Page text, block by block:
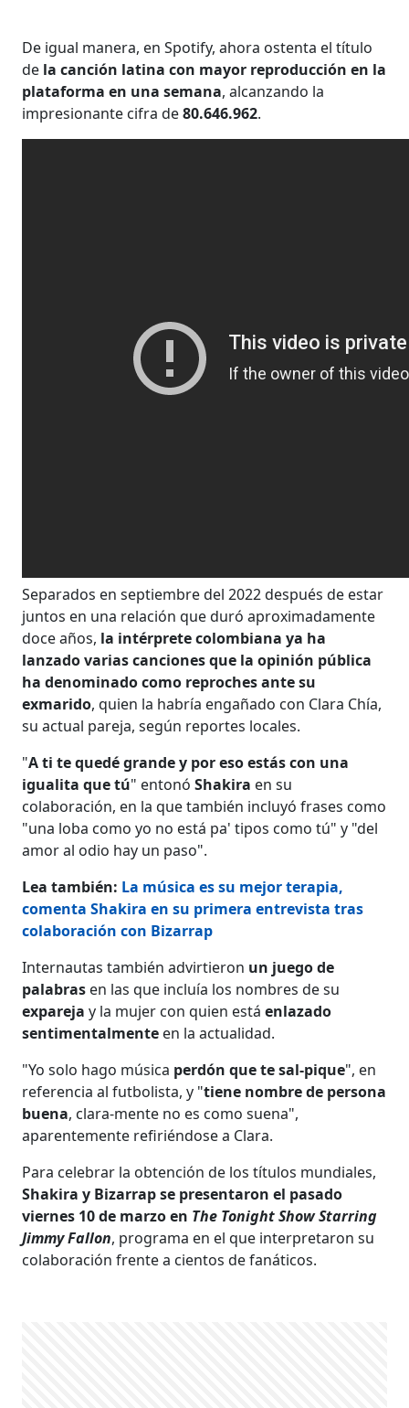
De igual manera, en Spotify, ahora ostenta el título
de la canción latina con mayor reproducción en la
plataforma en una semana, alcanzando la
impresionante cifra de80.646.962.
Separados en septiembre del 2022 después de estar
juntos en una relación que duró aproximadamente
doce años, la intérprete colombiana ya ha
lanzado varias canciones que la opinión pública
ha denominado como reproches ante su
exmarido, quien la habría engañado con Clara Chía,
su actual pareja, según reportes locales.
"A ti te quedé grande y por eso estás con una
igualita que tú" entonóShakira en su
colaboración, en la que también incluyó frases como
"una loba como yo no está pa' tipos como tú" y "del
amor al odio hay un paso".
Lea también: La música es su mejor terapia,
comenta Shakira en su primera entrevista tras
colaboración con Bizarrap
Internautas también advirtieron un juego de
palabras en las que incluía los nombres de su
exparejay la mujer con quien estáenlazado
sentimentalmente en la actualidad.
"Yo solo hago música perdón que te sal-pique", en
referencia al futbolista, y "tiene nombre de persona
buena, clara-mente no es como suena",
aparentemente refiriéndose a Clara.
Para celebrar la obtención de los títulos mundiales,
Shakira y Bizarrap se presentaron el pasado
viernes 10 de marzo en The Tonight Show Starring
Jimmy Fallon, programa en el que interpretaron su
colaboración frente a cientos de fanáticos.